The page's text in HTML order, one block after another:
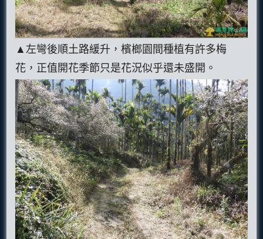
▲左彎後順土路緩升，檳榔園間種植有許多梅
花，正值開花季節只是花況似乎還未盛開。